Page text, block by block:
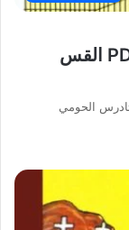
كتاب تاريخ بلدة ام خنان وكنائسها PDF القس